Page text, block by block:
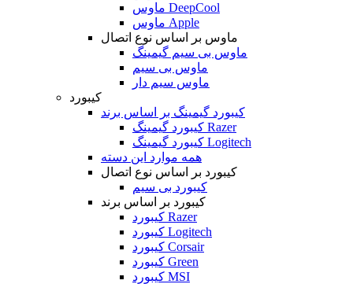
ماوس DeepCool
ماوس Apple
ماوس بر اساس نوع اتصال
ماوس بی سیم گیمینگ
ماوس بی سیم
ماوس سیم دار
کیبورد
کیبورد گیمینگ بر اساس برند
کیبورد گیمینگ Razer
کیبورد گیمینگ Logitech
همه موارد این دسته
کیبورد بر اساس نوع اتصال
کیبورد بی سیم
کیبورد بر اساس برند
کیبورد Razer
کیبورد Logitech
کیبورد Corsair
کیبورد Green
کیبورد MSI